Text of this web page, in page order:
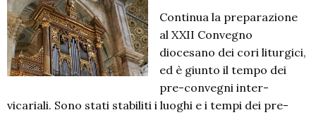
Continua la preparazione
al XXII Convegno
diocesano dei cori liturgici,
ed è giunto il tempo dei
pre-convegni inter-
vicariali. Sono stati stabiliti i luoghi e i tempi dei pre-